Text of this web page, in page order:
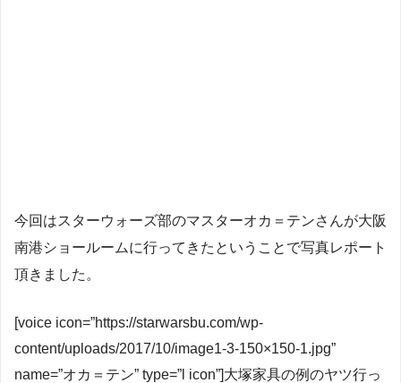
今回はスターウォーズ部のマスターオカ＝テンさんが大阪
南港ショールームに行ってきたということで写真レポート
頂きました。
[voice icon=”https://starwarsbu.com/wp-
content/uploads/2017/10/image1-3-150×150-1.jpg”
name=”オカ＝テン” type=”l icon”]大塚家具の例のヤツ行っ